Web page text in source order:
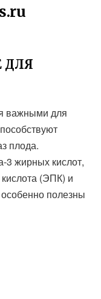
ДЛЯ
важными для
плода.
3 жирных кислот,
(ЭПК) и
полезны